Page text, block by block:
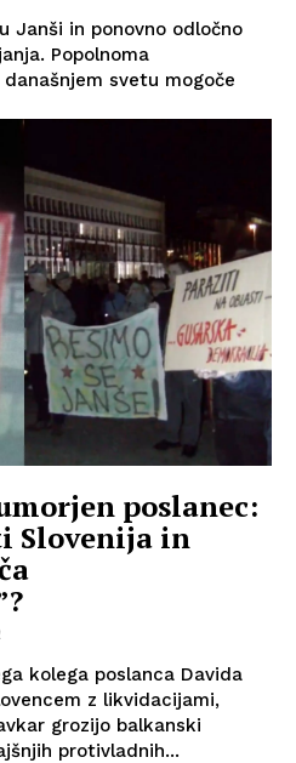
Janši in ponovno odločno
Popolnoma
svetu mogoče
poslanec:
Slovenija in
kolega poslanca Davida
z likvidacijami,
grozijo balkanski
protivladnih...